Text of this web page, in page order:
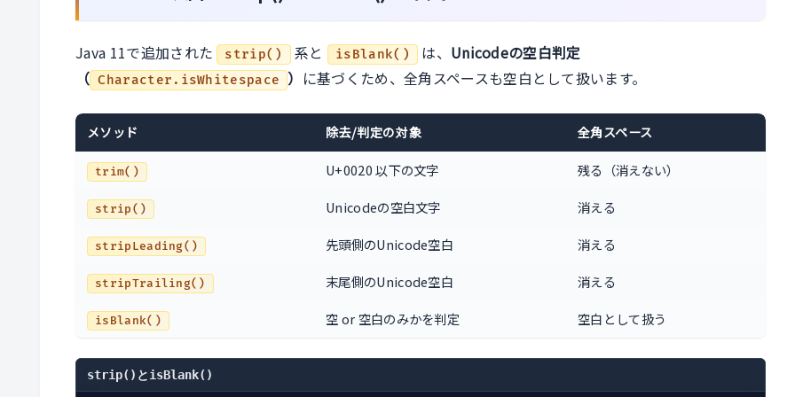
Java 11で追加された strip() 系と isBlank() は、 Unicodeの空白判定
（ Character.isWhitespace ） に基づくため、全角スペースも空白として扱います。
メソッド 除去/判定の対象 全角スペース
trim() U+0020 以下の文字 残る（消えない）
strip() Unicodeの空白文字 消える
stripLeading() 先頭側のUnicode空白 消える
stripTrailing() 末尾側のUnicode空白 消える
isBlank() 空 or 空白のみかを判定 空白として扱う
strip()とisBlank()